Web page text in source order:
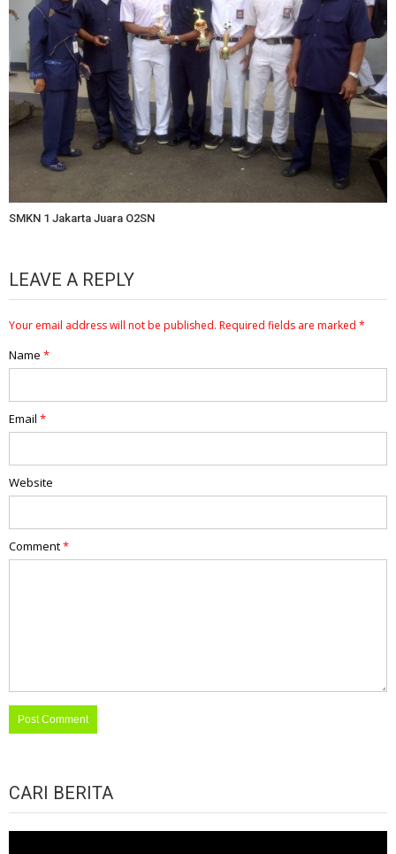
SMKN 1 Jakarta Juara O2SN
LEAVE A REPLY
Your email address will not be published. Required fields are marked *
Name *
Email *
Website
Comment*
CARI BERITA